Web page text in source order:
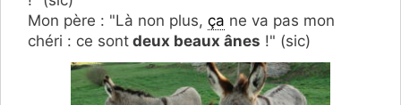
Mon père : "Là non plus, ça ne va pas mon
chéri : ce sont deux beaux ânes !" (sic)